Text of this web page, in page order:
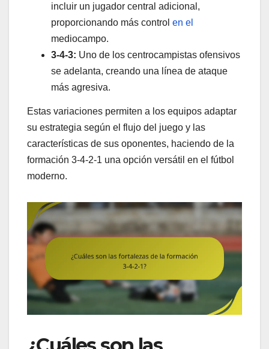
incluir un jugador central adicional,
proporcionando más control en el
mediocampo.
3-4-3: Uno de los centrocampistas ofensivos
se adelanta, creando una línea de ataque
más agresiva.
Estas variaciones permiten a los equipos adaptar
su estrategia según el flujo del juego y las
características de sus oponentes, haciendo de la
formación 3-4-2-1 una opción versátil en el fútbol
moderno.